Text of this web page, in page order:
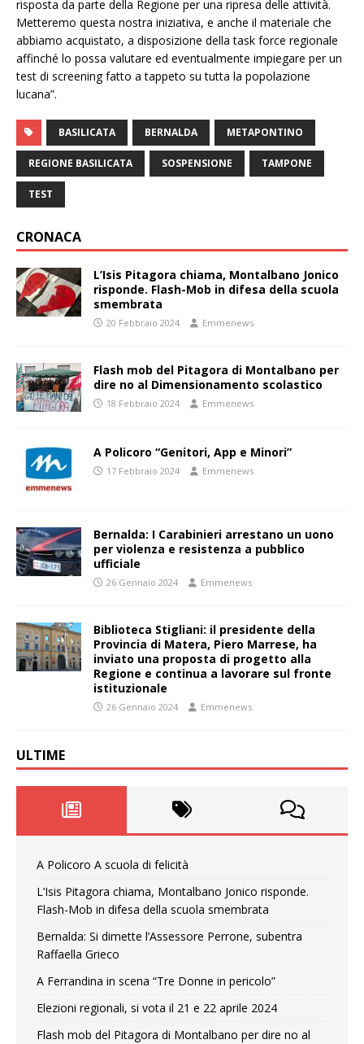
risposta da parte della Regione per una ripresa delle attività.
Metteremo questa nostra iniziativa, e anche il materiale che
abbiamo acquistato, a disposizione della task force regionale
affinché lo possa valutare ed eventualmente impiegare per un
test di screening fatto a tappeto su tutta la popolazione
lucana”.
BASILICATA BERNALDA METAPONTINO
REGIONE BASILICATA SOSPENSIONE TAMPONE
TEST
CRONACA
L’Isis Pitagora chiama, Montalbano Jonico
risponde. Flash-Mob in difesa della scuola
smembrata
20 Febbraio 2024 Emmenews
Flash mob del Pitagora di Montalbano per
dire no al Dimensionamento scolastico
18 Febbraio 2024 Emmenews
A Policoro “Genitori, App e Minori”
17 Febbraio 2024 Emmenews
Bernalda: I Carabinieri arrestano un uono
per violenza e resistenza a pubblico
ufficiale
26 Gennaio 2024 Emmenews
Biblioteca Stigliani: il presidente della
Provincia di Matera, Piero Marrese, ha
inviato una proposta di progetto alla
Regione e continua a lavorare sul fronte
istituzionale
26 Gennaio 2024 Emmenews
ULTIME
A Policoro A scuola di felicità
L’Isis Pitagora chiama, Montalbano Jonico risponde.
Flash-Mob in difesa della scuola smembrata
Bernalda: Si dimette l’Assessore Perrone, subentra
Raffaella Grieco
A Ferrandina in scena “Tre Donne in pericolo”
Elezioni regionali, si vota il 21 e 22 aprile 2024
Flash mob del Pitagora di Montalbano per dire no al